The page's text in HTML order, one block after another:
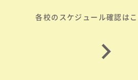
各校のスケジュール確認はこ